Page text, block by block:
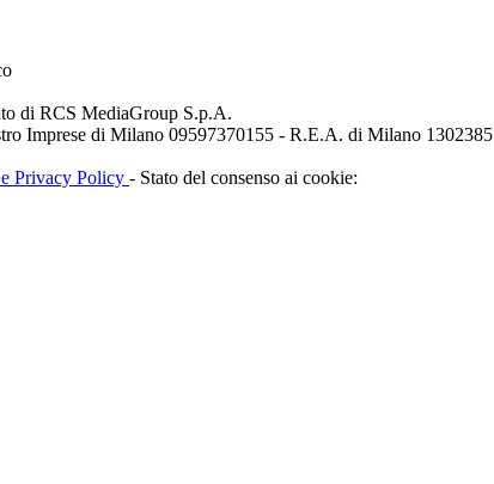
di RCS MediaGroup S.p.A.
Imprese di Milano 09597370155 - R.E.A. di Milano 1302385
Privacy Policy - Stato del consenso ai cookie: